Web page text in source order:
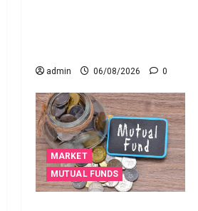
admin 06/08/2026 0
MARKET
MUTUAL FUNDS